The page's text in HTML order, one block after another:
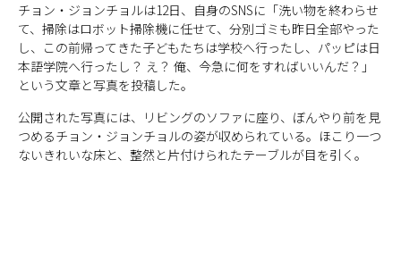
チョン・ジョンチョルは12日、自身のSNSに「洗い物を終わらせ
て、掃除はロボット掃除機に任せて、分別ゴミも昨日全部やった
し、この前帰ってきた子どもたちは学校へ行ったし、パッピは日
本語学院へ行ったし？ え？ 俺、今急に何をすればいいんだ？」
という文章と写真を投稿した。
公開された写真には、リビングのソファに座り、ぼんやり前を見
つめるチョン・ジョンチョルの姿が収められている。ほこり一つ
ないきれいな床と、整然と片付けられたテーブルが目を引く。